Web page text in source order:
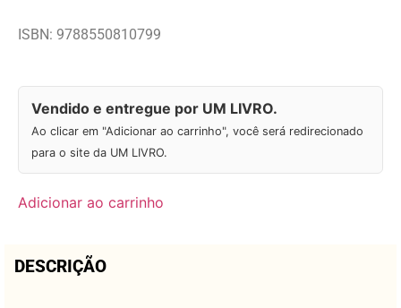
ISBN: 9788550810799
Vendido e entregue por UM LIVRO.
Ao clicar em "Adicionar ao carrinho", você será redirecionado
para o site da UM LIVRO.
Adicionar ao carrinho
DESCRIÇÃO